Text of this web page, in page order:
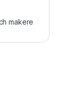
makere